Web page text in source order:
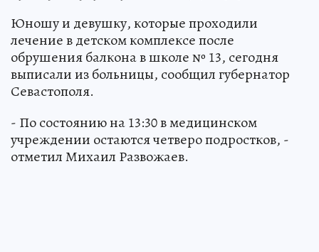
Юношу и девушку, которые проходили
лечение в детском комплексе после
обрушения балкона в школе № 13, сегодня
выписали из больницы, сообщил губернатор
Севастополя.
- По состоянию на 13:30 в медицинском
учреждении остаются четверо подростков, -
отметил Михаил Развожаев.